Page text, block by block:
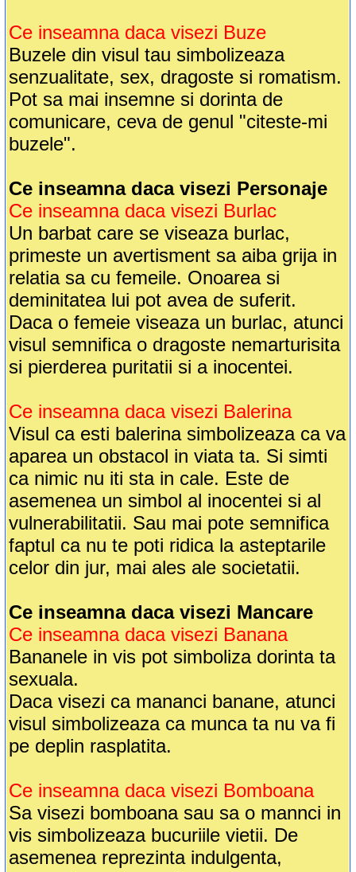
Ce inseamna daca visezi Buze
Buzele din visul tau simbolizeaza
senzualitate, sex, dragoste si romatism.
Pot sa mai insemne si dorinta de
comunicare, ceva de genul "citeste-mi
buzele".
Ce inseamna daca visezi Personaje
Ce inseamna daca visezi Burlac
Un barbat care se viseaza burlac,
primeste un avertisment sa aiba grija in
relatia sa cu femeile. Onoarea si
deminitatea lui pot avea de suferit.
Daca o femeie viseaza un burlac, atunci
visul semnifica o dragoste nemarturisita
si pierderea puritatii si a inocentei.
Ce inseamna daca visezi Balerina
Visul ca esti balerina simbolizeaza ca va
aparea un obstacol in viata ta. Si simti
ca nimic nu iti sta in cale. Este de
asemenea un simbol al inocentei si al
vulnerabilitatii. Sau mai pote semnifica
faptul ca nu te poti ridica la asteptarile
celor din jur, mai ales ale societatii.
Ce inseamna daca visezi Mancare
Ce inseamna daca visezi Banana
Bananele in vis pot simboliza dorinta ta
sexuala.
Daca visezi ca mananci banane, atunci
visul simbolizeaza ca munca ta nu va fi
pe deplin rasplatita.
Ce inseamna daca visezi Bomboana
Sa visezi bomboana sau sa o mannci in
vis simbolizeaza bucuriile vietii. De
asemenea reprezinta indulgenta,